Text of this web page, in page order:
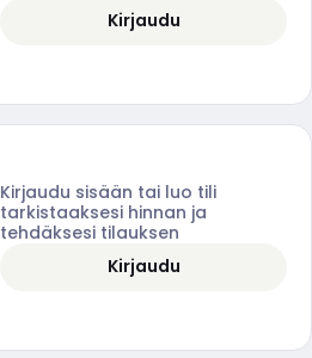
Kirjaudu
Kirjaudu sisään tai luo tili
tarkistaaksesi hinnan ja
tehdäksesi tilauksen
Kirjaudu